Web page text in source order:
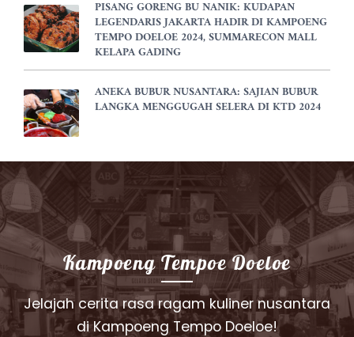
PISANG GORENG BU NANIK: KUDAPAN
LEGENDARIS JAKARTA HADIR DI KAMPOENG
TEMPO DOELOE 2024, SUMMARECON MALL
KELAPA GADING
ANEKA BUBUR NUSANTARA: SAJIAN BUBUR
LANGKA MENGGUGAH SELERA DI KTD 2024
Kampoeng Tempoe Doeloe
Jelajah cerita rasa ragam kuliner nusantara
di Kampoeng Tempo Doeloe!